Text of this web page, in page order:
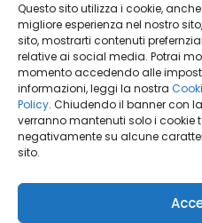
Questo sito utilizza i cookie,
migliore esperienza nel nostro
sito, mostrarti contenuti
relative ai social media. Potrai
momento accedendo alle
informazioni, leggi la nostra
Policy. Chiudendo il banner con
verranno mantenuti solo i cookie
negativamente su alcune
sito.
Facebook
BeaRent Noleggio a